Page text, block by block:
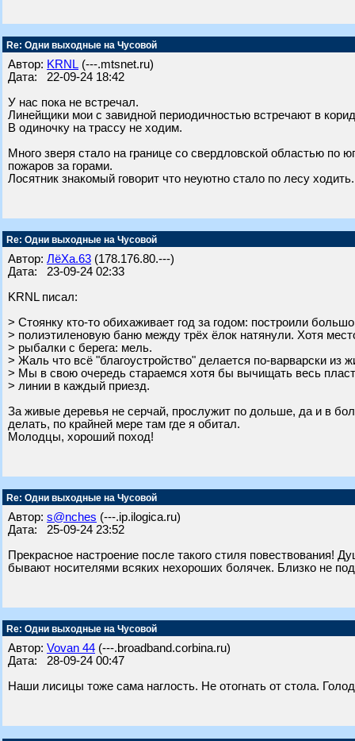
Re: Одни выходные на Чусовой
Автор: KRNL (---.mtsnet.ru)
Дата: 22-09-24 18:42
У нас пока не встречал.
Линейщики мои с завидной периодичностью встречают в
В одиночку на трассу не ходим.
Много зверя стало на границе со свердловской областью по
пожаров за горами.
Лосятник знакомый говорит что неуютно стало по лесу
Re: Одни выходные на Чусовой
Автор: ЛёХа.63 (178.176.80.---)
Дата: 23-09-24 02:33
KRNL писал:
> Стоянку кто-то обихаживает год за годом: построили
> полиэтиленовую баню между трёх ёлок натянули. Хотя
> рыбалки с берега: мель.
> Жаль что всё "благоустройство" делается по-варварски из
> Мы в свою очередь стараемся хотя бы вычищать весь
> линии в каждый приезд.
За живые деревья не серчай, прослужит по дольше, да и в
делать, по крайней мере там где я обитал.
Молодцы, хороший поход!
Re: Одни выходные на Чусовой
Автор: s@nches (---.ip.ilogica.ru)
Дата: 25-09-24 23:52
Прекрасное настроение после такого стиля
бывают носителями всяких нехороших болячек. Близко не
Re: Одни выходные на Чусовой
Автор: Vovan 44 (---.broadband.corbina.ru)
Дата: 28-09-24 00:47
Наши лисицы тоже сама наглость. Не отогнать от стола.